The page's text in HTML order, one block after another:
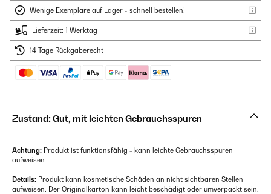
Wenige Exemplare auf Lager - schnell bestellen!
Lieferzeit: 1 Werktag
14 Tage Rückgaberecht
Zustand: Gut, mit leichten Gebrauchsspuren
Achtung: Produkt ist funktionsfähig + kann leichte Gebrauchsspuren
aufweisen
Details: Produkt kann kosmetische Schäden an nicht sichtbaren Stellen
aufweisen. Der Originalkarton kann leicht beschädigt oder umverpackt sein.